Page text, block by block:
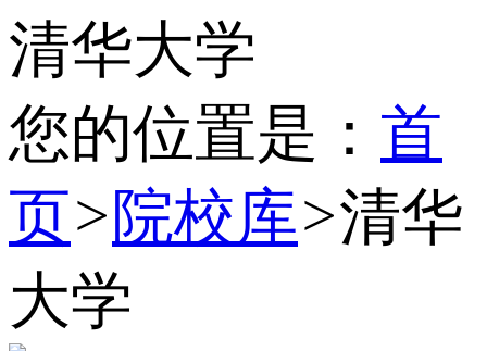
清华大学
您的位置是： 首
页>院校库>清华
大学